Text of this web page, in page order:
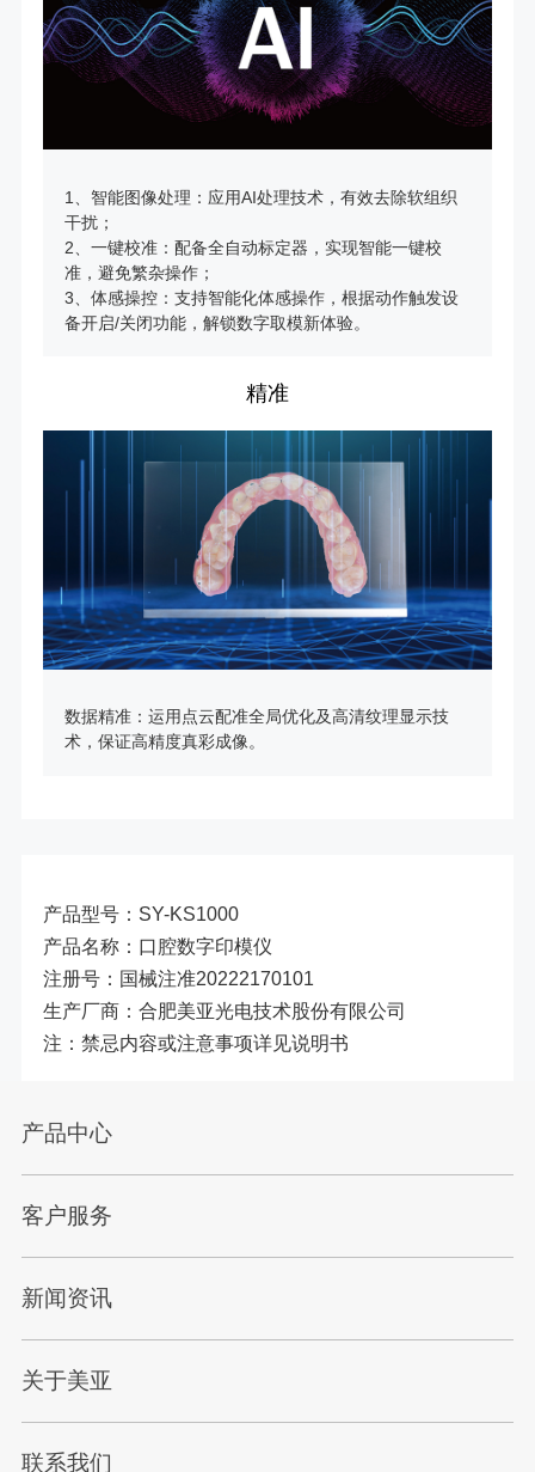
1、智能图像处理：应用AI处理技术，有效去除软组织
干扰；
2、一键校准：配备全自动标定器，实现智能一键校
准，避免繁杂操作；
3、体感操控：支持智能化体感操作，根据动作触发设
备开启/关闭功能，解锁数字取模新体验。
精准
数据精准：运用点云配准全局优化及高清纹理显示技
术，保证高精度真彩成像。
产品型号：SY-KS1000
产品名称：口腔数字印模仪
注册号：国械注准20222170101
生产厂商：合肥美亚光电技术股份有限公司
注：禁忌内容或注意事项详见说明书
产品中心
客户服务
新闻资讯
关于美亚
联系我们